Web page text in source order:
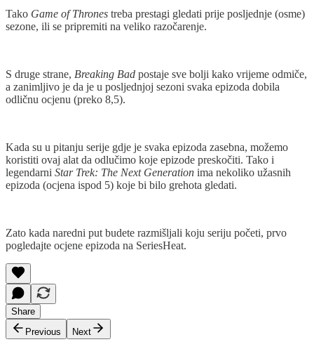
Tako Game of Thrones treba prestagi gledati prije posljednje (osme)
sezone, ili se pripremiti na veliko razočarenje.
S druge strane, Breaking Bad postaje sve bolji kako vrijeme odmiče,
a zanimljivo je da je u posljednjoj sezoni svaka epizoda dobila
odličnu ocjenu (preko 8,5).
Kada su u pitanju serije gdje je svaka epizoda zasebna, možemo
koristiti ovaj alat da odlučimo koje epizode preskočiti. Tako i
legendarni Star Trek: The Next Generation ima nekoliko užasnih
epizoda (ocjena ispod 5) koje bi bilo grehota gledati.
Zato kada naredni put budete razmišljali koju seriju početi, prvo
pogledajte ocjene epizoda na SeriesHeat.
Share
Previous
Next